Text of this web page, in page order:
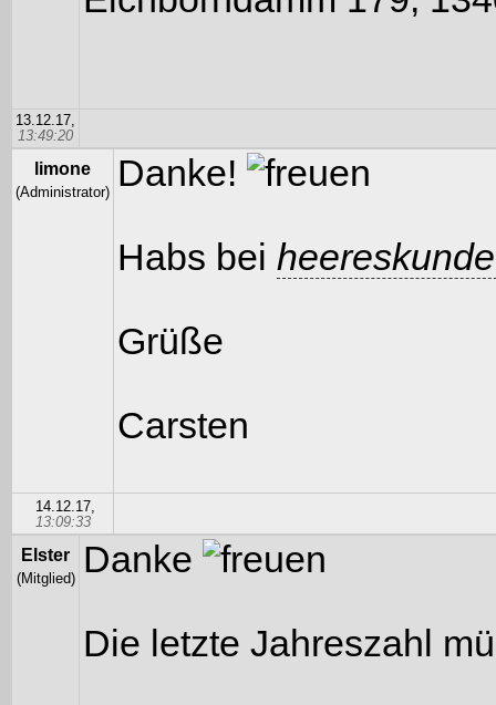
13.12.17,
13:49:20
limone
(Administrator) Danke!
Habs bei
Grüße
Carsten
14.12.17,
13:09:33
Elster
(Mitglied) Danke
Die letzte Jahreszahl